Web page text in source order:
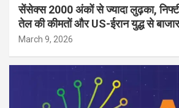
सेंसेक्स 2000 अंकों से ज्यादा लुढ़का,
तेल की कीमतों और US-ईरान युद्ध से
March 9, 2026